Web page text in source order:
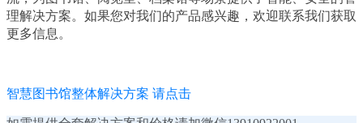
理解决方案。如果您对我们的产品感兴趣，欢迎联系我们获取
更多信息。
智慧图书馆整体解决方案 请点击